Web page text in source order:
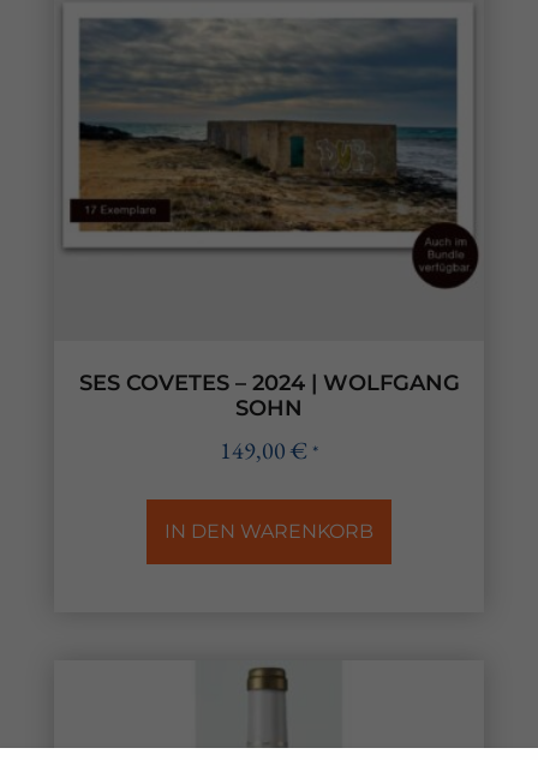
SES COVETES – 2024 | WOLFGANG
SOHN
149,00€ *
IN DEN WARENKORB